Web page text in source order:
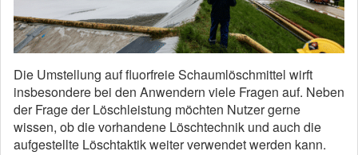
Die Umstellung auf fluorfreie Schaumlöschmittel wirft
insbesondere bei den Anwendern viele Fragen auf. Neben
der Frage der Löschleistung möchten Nutzer gerne
wissen, ob die vorhandene Löschtechnik und auch die
aufgestellte Löschtaktik weiter verwendet werden kann.